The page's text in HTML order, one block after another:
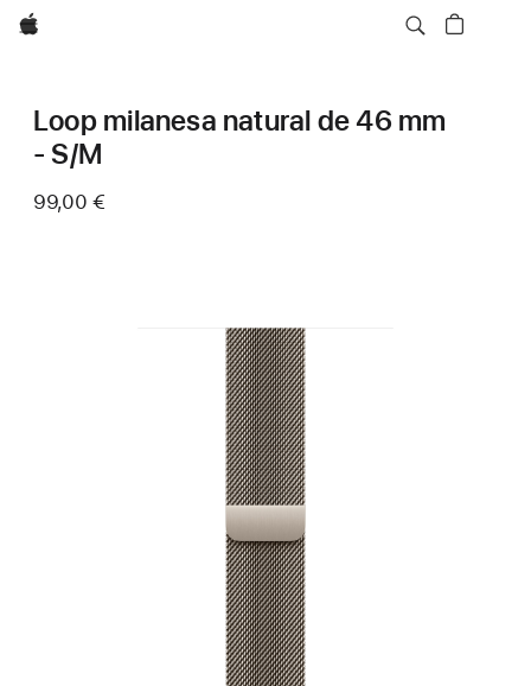
Apple
Loop milanesa natural de 46 mm
- S/M
99,00 €